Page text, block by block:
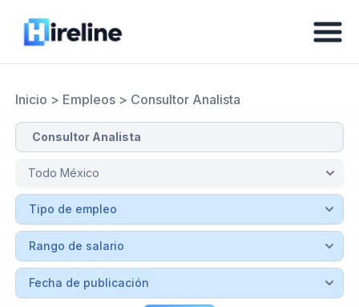
Inicio > Empleos> Consultor Analista